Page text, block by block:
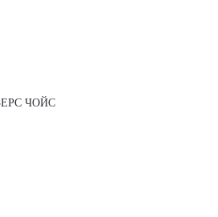
ЧОЙС